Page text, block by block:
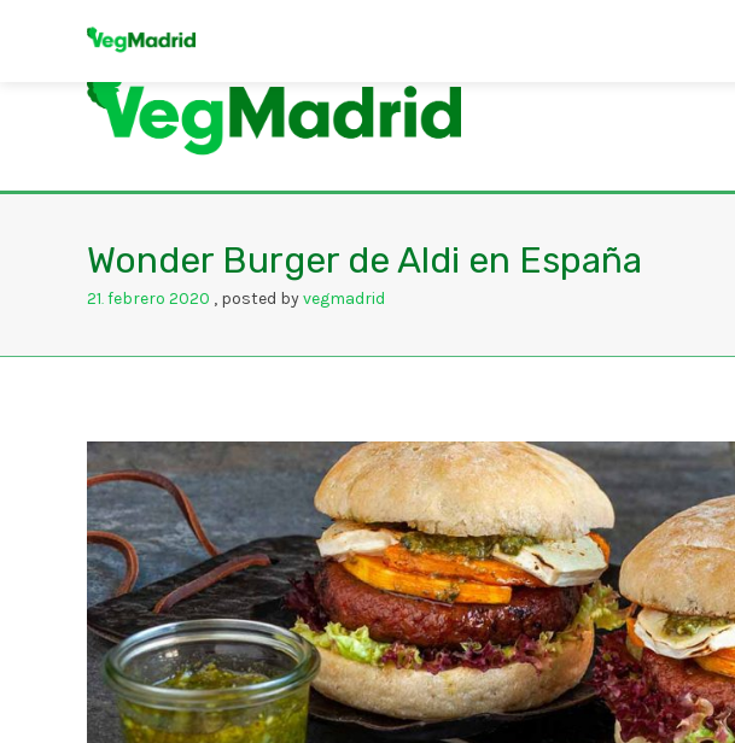
Wonder Burger de Aldi en España
21. febrero 2020 posted byvegmadrid